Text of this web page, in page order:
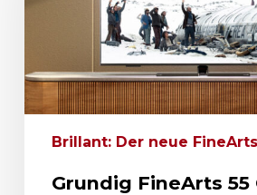
Brillant: Der neue
Grundig FineArts 55